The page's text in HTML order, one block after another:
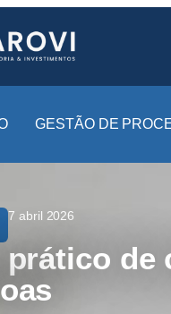
GESTÃO DE
7 abril 2026
prático de